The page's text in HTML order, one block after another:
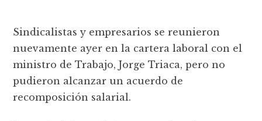
Sindicalistas y empresarios se reunieron
nuevamente ayer en la cartera laboral con el
ministro de Trabajo, Jorge Triaca, pero no
pudieron alcanzar un acuerdo de
recomposición salarial.